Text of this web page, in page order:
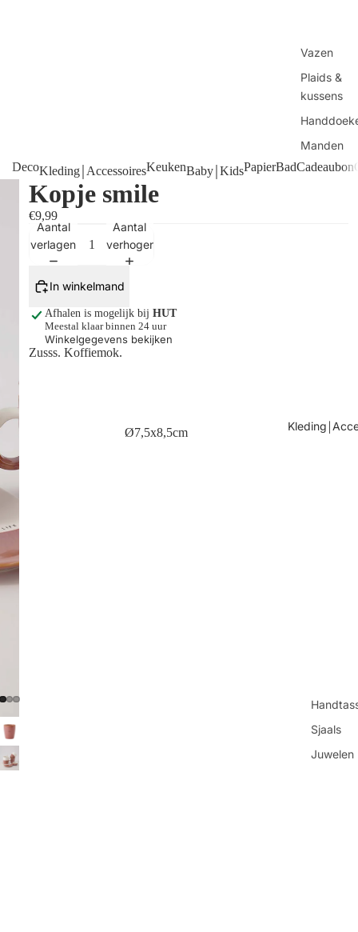
Vazen
Plaids &
kussens
Manden
Tafels
Kleding￨
Sjaals
Juwelen
DecoKleding￨AccessoiresKeukenBaby￨KidsPapierBadCadeaubon
Kopje smile
€9,99
Aantal
verlagen
Aantal
verhogen
In winkelmand
Afhalen is mogelijk bij HUT
Meestal klaar binnen 24 uur
Winkelgegevens bekijken
Zusss. Koffiemok.
Ø7,5x8,5cm